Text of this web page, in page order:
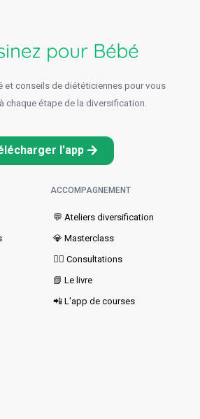
et conseils de diététiciennes pour vous
chaque étape de la diversification.
l'app
ACCOMPAGNEMENT
💬 Ateliers diversification
💎 Masterclass
👩‍⚕️ Consultations
📗 Le livre
📲 L'app de courses